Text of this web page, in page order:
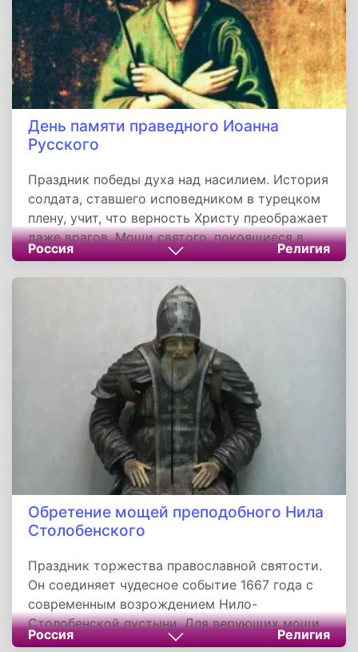
веры и добродетели.
День памяти праведного Иоанна
Русского
Праздник победы духа над насилием. История
солдата, ставшего исповедником в турецком
плену, учит, что верность Христу преображает
даже врагов. Мощи святого, покоящиеся в
Греции, остаются источником чудес и
символом единства православного мира. Для
России Иоанн — напоминание: истинное
величие рождается не в триумфе, а в
верности Богу среди испытаний.
Россия Религия
Обретение мощей преподобного Нила
Столобенского
Праздник торжества православной святости.
Он соединяет чудесное событие 1667 года с
современным возрождением Нило-
Столобенской пустыни. Для верующих мощи
святого — не только источник исцелений, но
Россия Религия